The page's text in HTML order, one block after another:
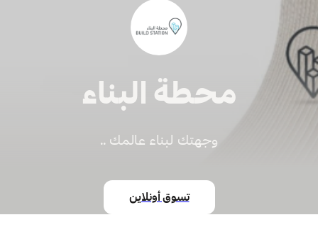
محطة البناء
وجهتك لبناء عالمك ..
تسوق أونلاين